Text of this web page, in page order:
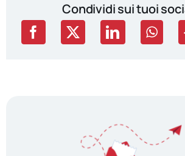
Condividi sui tuoi